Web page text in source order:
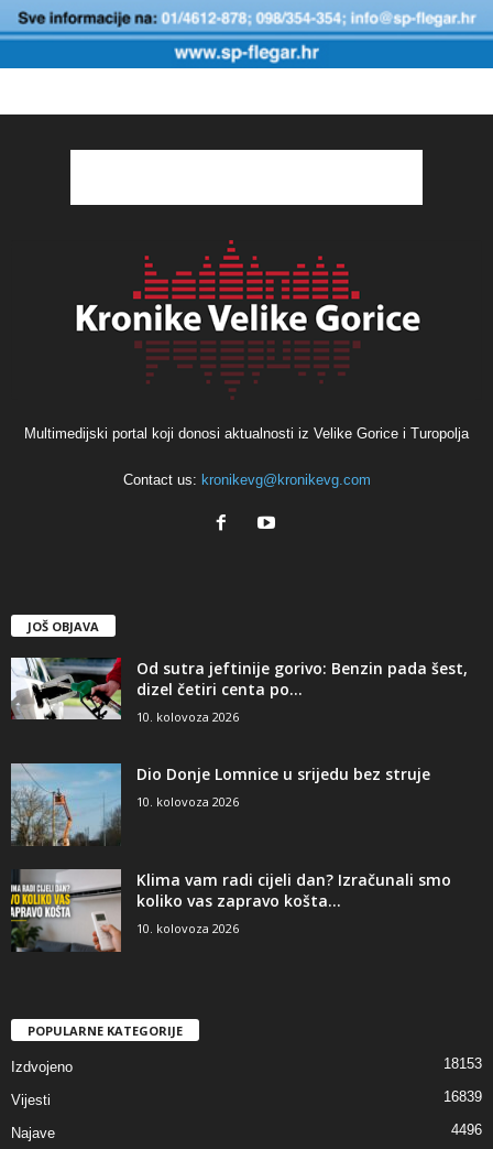
Multimedijski portal koji donosi aktualnosti iz Velike Gorice i Turopolja
Contact us: kronikevg@kronikevg.com
JOŠ OBJAVA
Od sutra jeftinije gorivo: Benzin pada šest,
dizel četiri centa po...
10. kolovoza 2026
Dio Donje Lomnice u srijedu bez struje
10. kolovoza 2026
Klima vam radi cijeli dan? Izračunali smo
koliko vas zapravo košta...
10. kolovoza 2026
POPULARNE KATEGORIJE
Izdvojeno 18153
Vijesti 16839
Najave 4496